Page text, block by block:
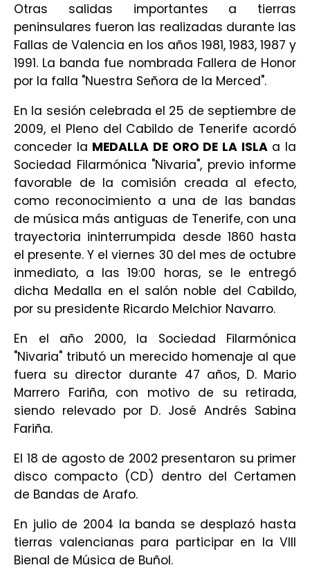
Otras salidas importantes a tierras
peninsulares fueron las realizadas durante las
Fallas de Valencia en los años 1981, 1983, 1987 y
1991. La banda fue nombrada Fallera de Honor
por la falla "Nuestra Señora de la Merced".
En la sesión celebrada el 25 de septiembre de
2009, el Pleno del Cabildo de Tenerife acordó
conceder la MEDALLA DE ORO DE LA ISLAa la
Sociedad Filarmónica "Nivaria", previo informe
favorable de la comisión creada al efecto,
como reconocimiento a una de las bandas
de música más antiguas de Tenerife, con una
trayectoria ininterrumpida desde 1860 hasta
el presente. Y el viernes 30 del mes de octubre
inmediato, a las 19:00 horas, se le entregó
dicha Medalla en el salón noble del Cabildo,
por su presidente Ricardo Melchior Navarro.
En el año 2000, la Sociedad Filarmónica
"Nivaria" tributó un merecido homenaje al que
fuera su director durante 47 años, D. Mario
Marrero Fariña, con motivo de su retirada,
siendo relevado por D. José Andrés Sabina
Fariña.
El 18 de agosto de 2002 presentaron su primer
disco compacto (CD) dentro del Certamen
de Bandas de Arafo.
En julio de 2004 la banda se desplazó hasta
tierras valencianas para participar en la VIII
Bienal de Música de Buñol.